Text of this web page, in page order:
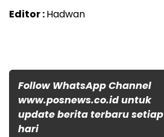
Editor :Hadwan
Follow WhatsApp Channel
www.posnews.co.id untuk
update berita terbaru setiap
hari